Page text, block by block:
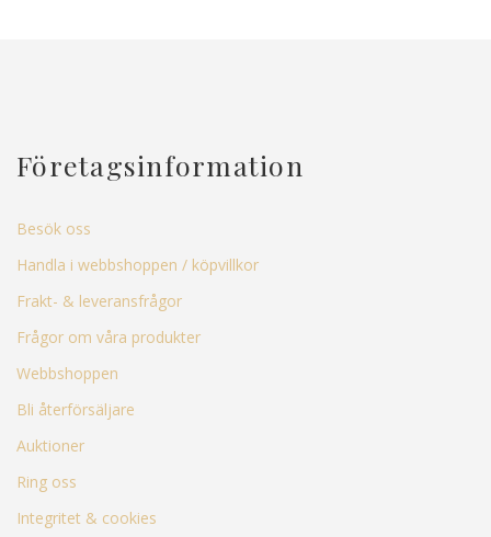
Företagsinformation
Besök oss
Handla i webbshoppen / köpvillkor
Frakt- & leveransfrågor
Frågor om våra produkter
Webbshoppen
Bli återförsäljare
Auktioner
Ring oss
Integritet & cookies